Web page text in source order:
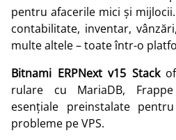
pentru afacerile mici și
contabilitate, inventar,
multe altele – toate într-o
Bitnami ERPNext v15 Stack
rulare cu MariaDB,
esențiale preinstalate
probleme pe VPS.